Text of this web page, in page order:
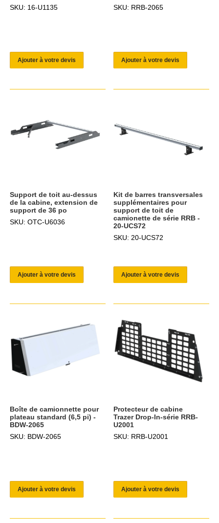
SKU: 16-U1135
Ajouter à votre devis
SKU: RRB-2065
Ajouter à votre devis
Support de toit au-dessus
de la cabine, extension de
support de 36 po
SKU: OTC-U6036
Ajouter à votre devis
Kit de barres transversales
supplémentaires pour
support de toit de
camionette de série RRB -
20-UCS72
SKU: 20-UCS72
Ajouter à votre devis
Boîte de camionnette pour
plateau standard (6,5 pi) -
BDW-2065
SKU: BDW-2065
Ajouter à votre devis
Protecteur de cabine
Trazer Drop-In-série RRB-
U2001
SKU: RRB-U2001
Ajouter à votre devis